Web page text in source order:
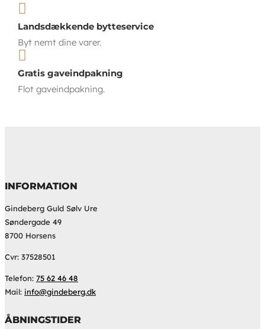

Landsdækkende bytteservice
Byt nemt dine varer.

Gratis gaveindpakning
Flot gaveindpakning.
INFORMATION
Gindeberg Guld Sølv Ure
Søndergade 49
8700 Horsens
Cvr: 37528501
Telefon: 75 62 46 48
Mail: info@gindeberg.dk
ÅBNINGSTIDER